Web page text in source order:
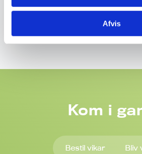
Afvis
Kom i
Bestil vikar Bliv